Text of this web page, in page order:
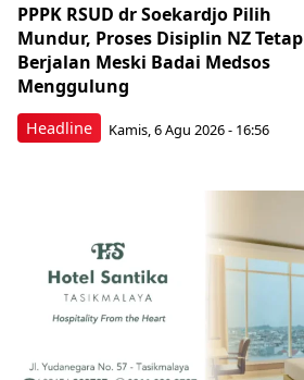
Headline
PPPK RSUD dr Soekardjo Pilih
Mundur, Proses Disiplin NZ Tetap
Berjalan Meski Badai Medsos
Menggulung
Kamis, 6 Agu 2026 - 16:56